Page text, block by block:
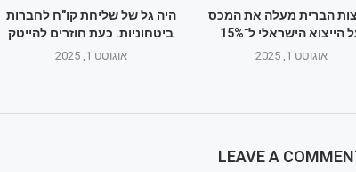
היה גל של שליחת קו"ח לחברות
ביטחוניות. כעת חוזרים להייטק
אוגוסט 1, 2025
הברית מעלה את המכס
הייצוא הישראלי ל־15%
אוגוסט 1, 2025
LEAVE A